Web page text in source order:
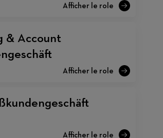
& Account